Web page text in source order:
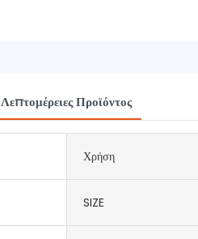
Λεπτομέρειες Προϊόντος
Χρήση
SIZE